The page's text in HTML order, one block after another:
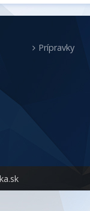
Prípravky